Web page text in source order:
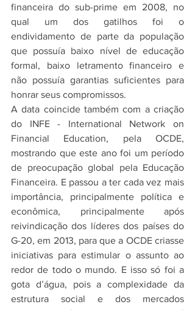
financeira do sub-prime em 2008, no
qual um dos gatilhos foi o
endividamento de parte da população
que possuía baixo nível de educação
formal, baixo letramento financeiro e
não possuía garantias suficientes para
honrar seus compromissos.
A data coincide também com a criação
do INFE - International Network on
Financial Education, pela OCDE,
mostrando que este ano foi um período
de preocupação global pela Educação
Financeira. E passou a ter cada vez mais
importância, principalmente política e
econômica, principalmente após
reivindicação dos líderes dos países do
G-20, em 2013, para que a OCDE criasse
iniciativas para estimular o assunto ao
redor de todo o mundo. E isso só foi a
gota d’água, pois a complexidade da
estrutura social e dos mercados